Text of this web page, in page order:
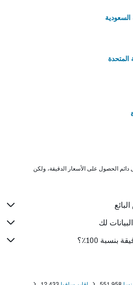
السعودية
المتحدة
لك
بنسبة 100٪؟